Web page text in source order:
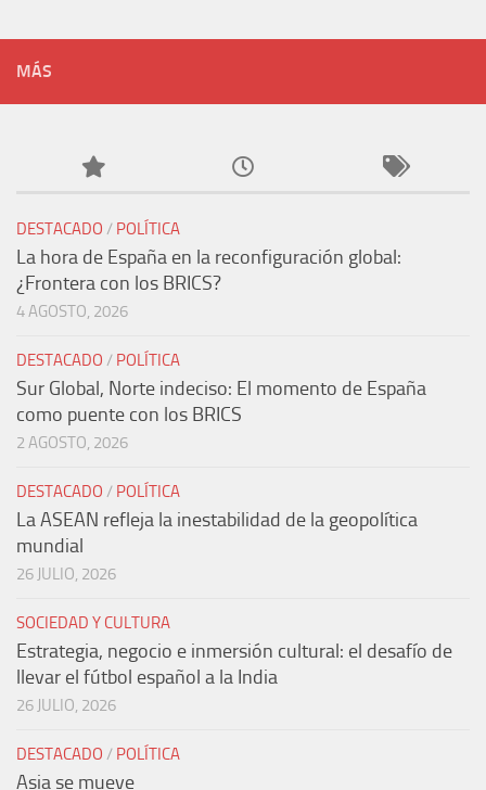
MÁS
DESTACADO / POLÍTICA
La hora de España en la reconfiguración global:
¿Frontera con los BRICS?
4 AGOSTO, 2026
DESTACADO / POLÍTICA
Sur Global, Norte indeciso: El momento de España
como puente con los BRICS
2 AGOSTO, 2026
DESTACADO / POLÍTICA
La ASEAN refleja la inestabilidad de la geopolítica
mundial
26 JULIO, 2026
SOCIEDAD Y CULTURA
Estrategia, negocio e inmersión cultural: el desafío de
llevar el fútbol español a la India
26 JULIO, 2026
DESTACADO / POLÍTICA
Asia se mueve